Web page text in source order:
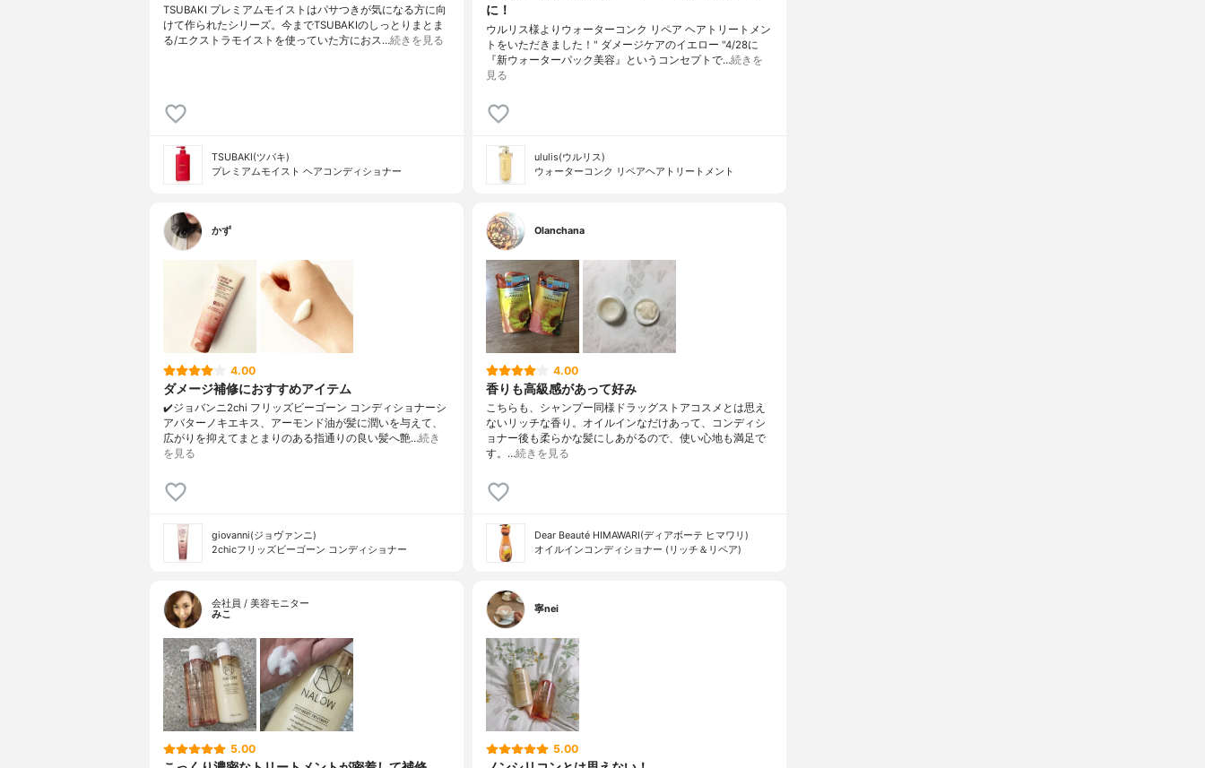
TSUBAKI プレミアムモイストはパサつきが気になる方に向
けて作られたシリーズ。今までTSUBAKIのしっとりまとま
る/エクストラモイストを使っていた方におス…続きを見る
TSUBAKI(ツバキ)
プレミアムモイスト ヘアコンディショナー
に！
ウルリス様よりウォーターコンク リペア ヘアトリートメン
トをいただきました！" ダメージケアのイエロー "4/28に
『新ウォーターパック美容』というコンセプトで…続きを
見る
ululis(ウルリス)
ウォーターコンク リペアヘアトリートメント
かず
4.00
ダメージ補修におすすめアイテム
✔️ジョバンニ2chi フリッズビーゴーン コンディショナーシ
アバターノキエキス、アーモンド油が髪に潤いを与えて、
広がりを抑えてまとまりのある指通りの良い髪へ艶…続き
を見る
giovanni(ジョヴァンニ)
2chicフリッズビーゴーン コンディショナー
Olanchana
4.00
香りも高級感があって好み
こちらも、シャンプー同様ドラッグストアコスメとは思え
ないリッチな香り。オイルインなだけあって、コンディシ
ョナー後も柔らかな髪にしあがるので、使い心地も満足で
す。…続きを見る
Dear Beauté HIMAWARI(ディアボーテ ヒマワリ)
オイルインコンディショナー (リッチ＆リペア)
会社員 / 美容モニター
みこ
5.00
寧nei
5.00